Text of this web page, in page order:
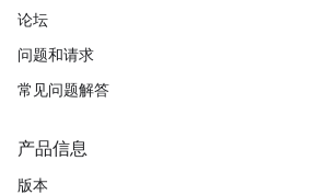
论坛
问题和请求
常见问题解答
产品信息
版本